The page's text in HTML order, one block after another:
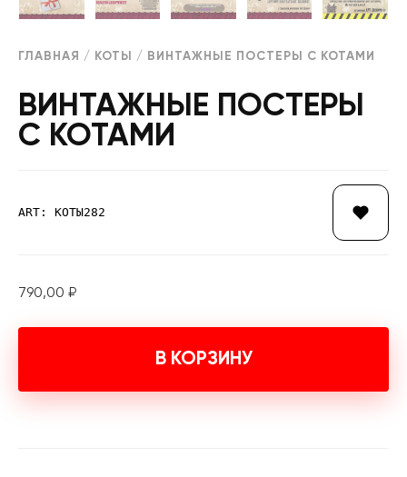
ГЛАВНАЯ / КОТЫ / ВИНТАЖНЫЕ ПОСТЕРЫ С КОТАМИ
ВИНТАЖНЫЕ ПОСТЕРЫ
С КОТАМИ
ART: КОТЫ282
790,00 ₽
В КОРЗИНУ